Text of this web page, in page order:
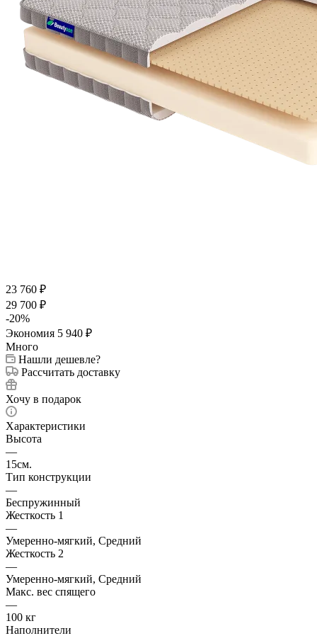
23 760 ₽
29 700 ₽
-20%
Экономия 5 940 ₽
Много
Нашли дешевле?
Рассчитать доставку
Хочу в подарок
Характеристики
Высота
—
15см.
Тип конструкции
—
Беспружинный
Жесткость 1
—
Умеренно-мягкий, Средний
Жесткость 2
—
Умеренно-мягкий, Средний
Макс. вес спящего
—
100 кг
Наполнители